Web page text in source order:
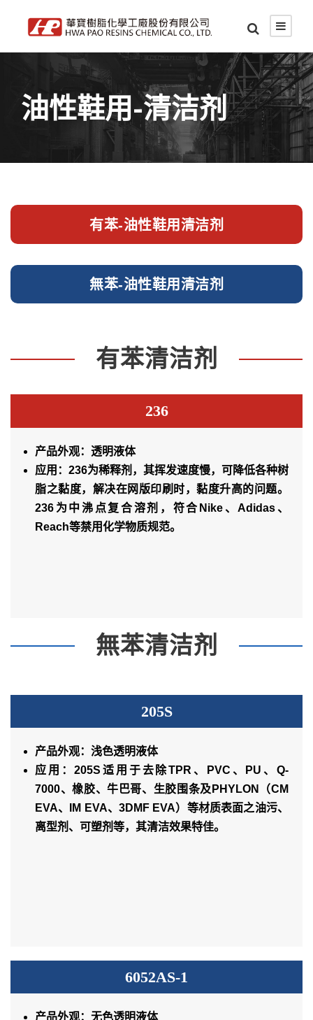
油性鞋用-清洁剂
有苯-油性鞋用清洁剂
無苯-油性鞋用清洁剂
有苯清洁剂
236
产品外观：透明液体
应用：236为稀释剂，其挥发速度慢，可降低各种树
脂之黏度，解决在网版印刷时，黏度升高的问题。
236为中沸点复合溶剂，符合Nike、Adidas、
Reach等禁用化学物质规范。
無苯清洁剂
205S
产品外观：浅色透明液体
应用：205S适用于去除TPR、PVC、PU、Q-
7000、橡胶、牛巴哥、生胶围条及PHYLON（CM
EVA、IM EVA、3DMF EVA）等材质表面之油污、
离型剂、可塑剂等，其清洁效果特佳。
6052AS-1
产品外观：无色透明液体